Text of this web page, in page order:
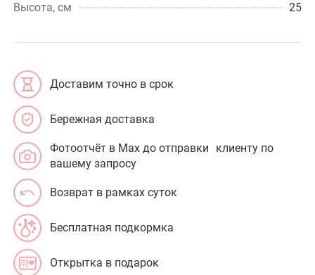
Высота, см
25
Доставим точно в срок
Бережная доставка
Фотоотчёт в Max до отправки клиенту по
вашему запросу
Возврат в рамках суток
Бесплатная подкормка
Открытка в подарок